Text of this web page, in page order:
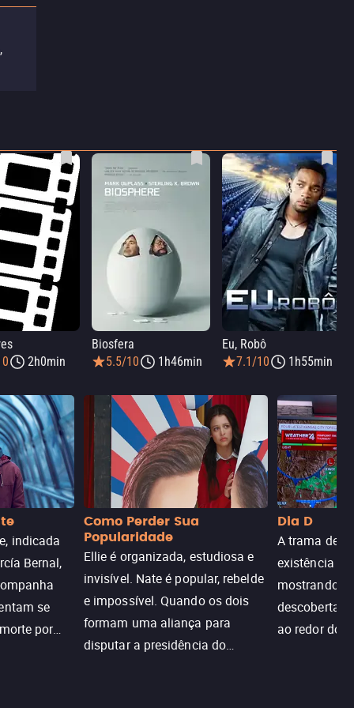
2h0min
Biosfera
5.5/10
1h46min
Eu, Robô
7.1/10
1h55min
indicada
Bernal,
se
por
Como Perder Sua
Popularidade
Ellie é organizada, estudiosa e
invisível. Nate é popular, rebelde
e impossível. Quando os dois
formam uma aliança para
disputar a presidência do
Dia D
A trama de
existência
mostrando
descoberta
ao redor do